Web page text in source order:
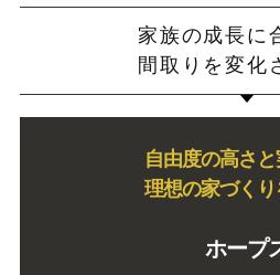
家族の成長に
間取りを変化
自由度の高さ
理想の家づく
ホープ